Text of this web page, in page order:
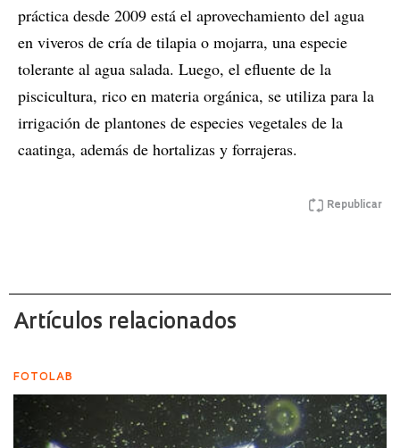
práctica desde 2009 está el aprovechamiento del agua
en viveros de cría de tilapia o mojarra, una especie
tolerante al agua salada. Luego, el efluente de la
piscicultura, rico en materia orgánica, se utiliza para la
irrigación de plantones de especies vegetales de la
caatinga, además de hortalizas y forrajeras.
Republicar